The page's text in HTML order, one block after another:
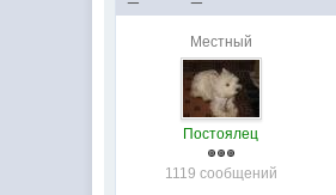
Местный
Постоялец
1119 сообщений